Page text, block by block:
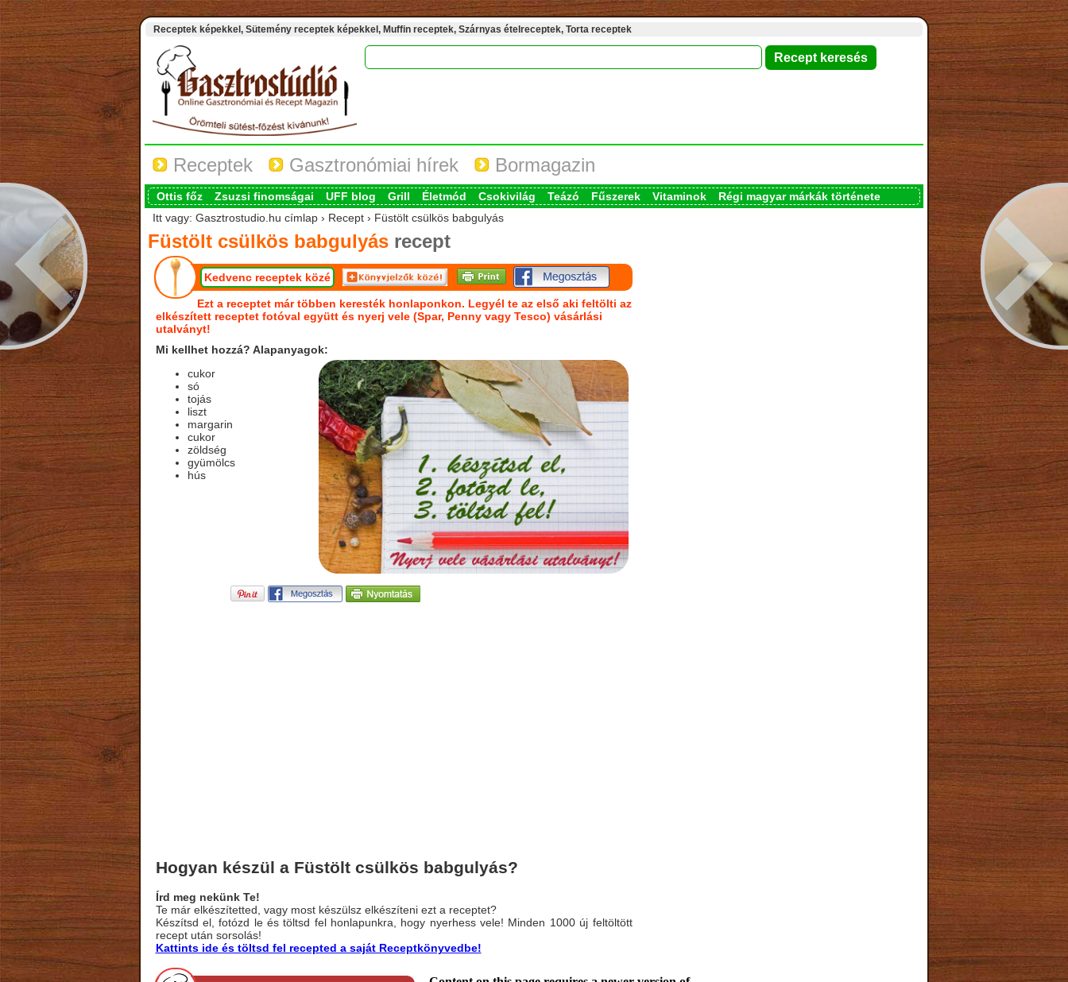
Receptek képekkel, Sütemény receptek képekkel, Muffin receptek, Szárnyas ételreceptek, Torta receptek
Receptek Gasztronómiai hírek Bormagazin
Ottis főz Zsuzsi finomságai UFF blog Grill Életmód Csokivilág Teázó Fűszerek Vitaminok
Régi magyar márkák története
Itt vagy: Gasztrostudio.hu címlap › Recept › Füstölt csülkös babgulyás
Füstölt csülkös babgulyásrecept
Kedvenc receptek közé
Ezt a receptet már többen keresték honlaponkon. Legyél te az első aki feltölti az
elkészített receptet fotóval együtt és nyerj vele (Spar, Penny vagy Tesco) vásárlási
utalványt!
Mi kellhet hozzá? Alapanyagok:
cukor
só
tojás
liszt
margarin
cukor
zöldség
gyümölcs
hús
Hogyan készül a Füstölt csülkös babgulyás?
Írd meg nekünk Te!
Te már elkészítetted, vagy most készülsz elkészíteni ezt a receptet?
Készítsd el, fotózd le és töltsd fel honlapunkra, hogy nyerhess vele! Minden 1000 új feltöltött
recept után sorsolás!
Kattints ide és töltsd fel recepted a saját Receptkönyvedbe!